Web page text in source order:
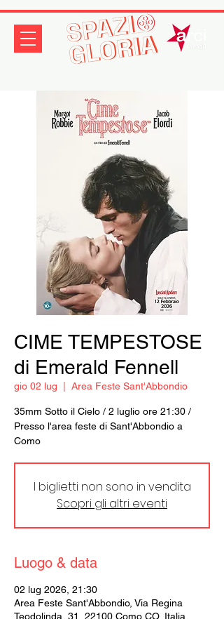
CIME TEMPESTOSE
di Emerald Fennell
gio 02 lug Area Feste Sant'Abbondio
35mm Sotto il Cielo / 2 luglio ore 21:30 /
Presso l'area feste di Sant'Abbondio a
Como
I biglietti non sono in vendita
Scopri gli altri eventi
Luogo & data
02 lug 2026, 21:30
Area Feste Sant'Abbondio, Via Regina
Teodolinda, 31, 22100 Como CO, Italia